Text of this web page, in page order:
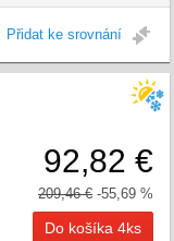
Přidat ke srovnání
92,82 €
209,46 € -55,69 %